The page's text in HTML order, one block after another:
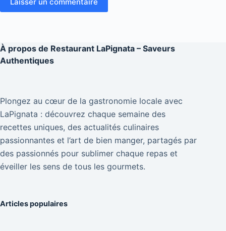
À propos de Restaurant LaPignata – Saveurs
Authentiques
Plongez au cœur de la gastronomie locale avec
LaPignata : découvrez chaque semaine des
recettes uniques, des actualités culinaires
passionnantes et l’art de bien manger, partagés par
des passionnés pour sublimer chaque repas et
éveiller les sens de tous les gourmets.
Articles populaires